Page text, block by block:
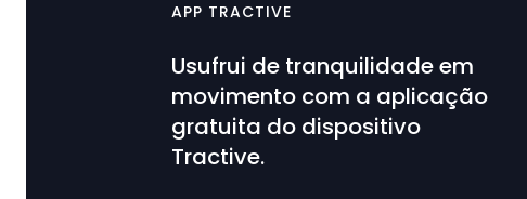
APP TRACTIVE
Usufrui de tranquilidade em
movimento com a aplicação
gratuita do dispositivo
Tractive.